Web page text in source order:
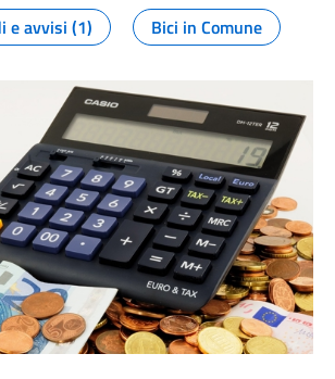
e avvisi (1) Bici in Comune